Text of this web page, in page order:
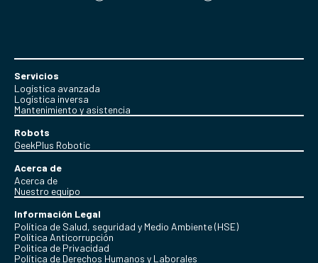
Servicios
Logística avanzada
Logística inversa
Mantenimiento y asistencia
Robots
GeekPlus Robotic
Acerca de
Acerca de
Nuestro equipo
Información Legal
Política de Salud, seguridad y Medio Ambiente (HSE)
Política Anticorrupción
Politica de Privacidad
Política de Derechos Humanos y Laborales